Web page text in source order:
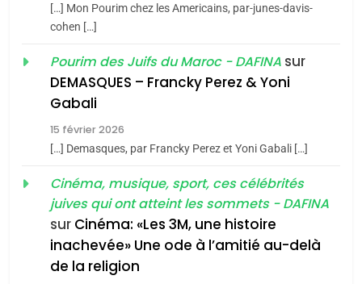
du terroir
Oeil ravageur – Vanessa
De Loya Stauber
«Tu dis génocide, je dis
guerre»: La nouvelle
chanson de Boy George
ISRAÉL JUDAISME
[…] Mon Pourim chez les Americains, par-junes-davis-
cohen […]
Pourim des Juifs du Maroc - DAFINA sur
DEMASQUES – Francky Perez & Yoni
Gabali
15 février 2026
[…] Demasques, par Francky Perez et Yoni Gabali […]
Cinéma, musique, sport, ces célébrités
juives qui ont atteint les sommets - DAFINA
sur Cinéma: «Les 3M, une histoire
inachevée» Une ode à l’amitié au-delà
de la religion
meurtrière selon le rapport
l’antisémitisme
FIÈRE, DIGNE ET RÉSILIENTE :
POURQUOI JE REVENDIQUE
MA JUDAÏTE par Thérèse
ISRAÉL